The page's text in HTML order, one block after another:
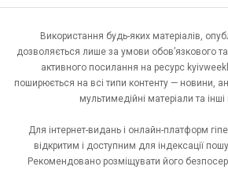
Використання будь-яких матеріалів,
дозволяється лише за умови обов’язкового
активного посилання на ресурс
поширюється на всі типи контенту — новини,
мультимедійні матеріали та інші
Для інтернет-видань і онлайн-платформ
відкритим і доступним для індексації
Рекомендовано розміщувати його